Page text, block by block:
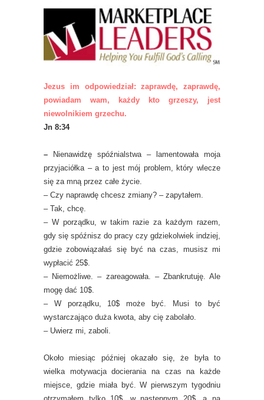
Jezus im odpowiedział: zaprawdę, zaprawdę,
powiadam wam, każdy kto grzeszy, jest
niewolnikiem grzechu.
Jn 8:34
–
Nienawidzę spóźnialstwa – lamentowała moja
przyjaciółka – a to jest mój problem, który wlecze
się za mną przez całe życie.
– Czy naprawdę chcesz zmiany? – zapytałem.
– Tak, chcę.
– W porządku, w takim razie za każdym razem,
gdy się spóźnisz do pracy czy gdziekolwiek indziej,
gdzie zobowiązałaś się być na czas, musisz mi
wypłacić 25$.
– Niemożliwe. – zareagowała. – Zbankrutuję. Ale
mogę dać 10$.
– W porządku, 10$ może być. Musi to być
wystarczająco duża kwota, aby cię zabolało.
– Uwierz mi, zaboli.
Około miesiąc później okazało się, że była to
wielka motywacja docierania na czas na każde
miejsce, gdzie miała być. W pierwszym tygodniu